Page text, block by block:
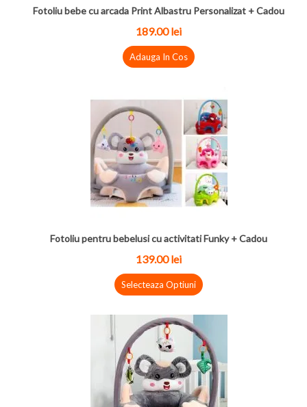
Fotoliu bebe cu arcada Print Albastru Personalizat + Cadou
189.00lei
Adauga In Cos
Fotoliu pentru bebelusi cu activitati Funky + Cadou
139.00lei
Selecteaza Optiuni